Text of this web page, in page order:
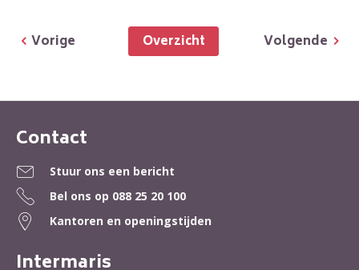
Volgende
Overzicht
Vorige
Contactinformatie
Contact
Stuur ons een bericht
Bel ons op 088 25 20 100
Kantoren en openingstijden